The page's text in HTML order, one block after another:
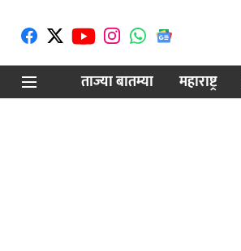
ताज्या बातम्या
महाराष्ट्र